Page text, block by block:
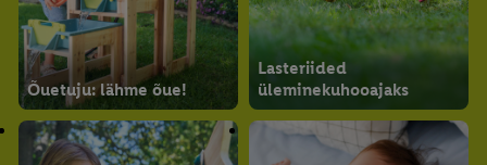
Õuetuju: lähme õue!
Lasteriided
üleminekuhooajaks